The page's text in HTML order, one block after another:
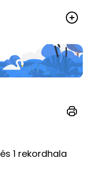
1 rekordhala